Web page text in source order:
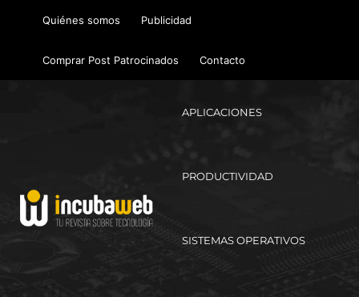
Quiénes somos Publicidad
Comprar Post Patrocinados Contacto
APLICACIONES
PRODUCTIVIDAD
SISTEMAS OPERATIVOS